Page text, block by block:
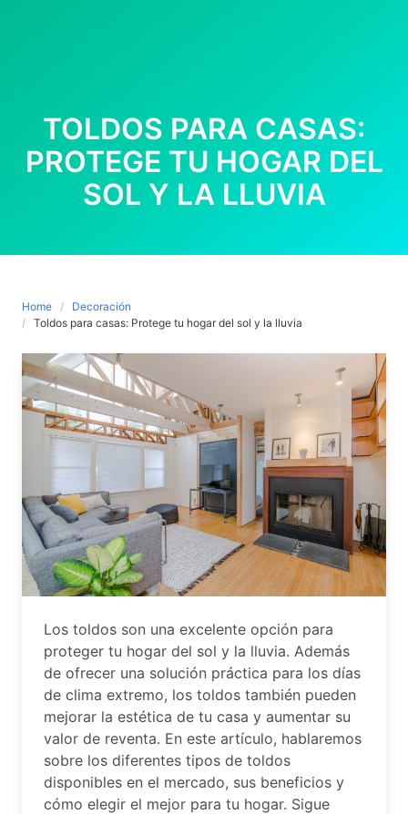
TOLDOS PARA CASAS:
PROTEGE TU HOGAR DEL
SOL Y LA LLUVIA
Home
Decoración
Toldos para casas: Protege tu hogar del sol y la lluvia
Los toldos son una excelente opción para
proteger tu hogar del sol y la lluvia. Además
de ofrecer una solución práctica para los días
de clima extremo, los toldos también pueden
mejorar la estética de tu casa y aumentar su
valor de reventa. En este artículo, hablaremos
sobre los diferentes tipos de toldos
disponibles en el mercado, sus beneficios y
cómo elegir el mejor para tu hogar. Sigue